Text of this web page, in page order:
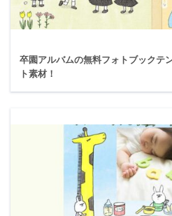
卒園アルバムの無料フォトブックテ
ト素材！